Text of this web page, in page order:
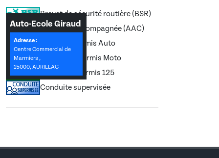
Brevet de sécurité routière (BSR)
Conduite accompagnée (AAC)
Permis B, Permis Auto
Permis A2, Permis Moto
Permis A1, Permis 125
Conduite supervisée
Auto-Ecole Giraud
Adresse :
Centre Commercial de
Marmiers ,
15000, AURILLAC